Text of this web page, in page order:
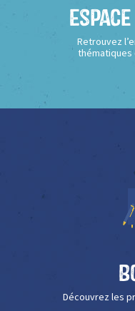
Retrouvez
thématiques
Découvrez les